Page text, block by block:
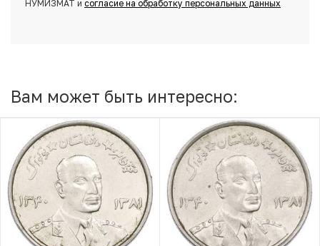
НУМИЗМАТ и согласие на обработку персональных данных
Вам может быть интересно: